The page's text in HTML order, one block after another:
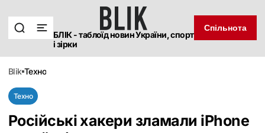
БЛІК - таблоїд новин України, спорт
і зірки
Спільнота
blik техно
Техно
Російські хакери зламали iPhone